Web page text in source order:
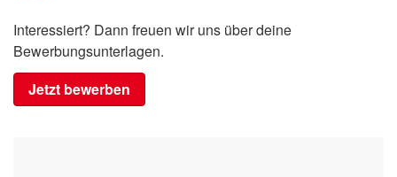
Interessiert? Dann freuen wir uns über deine
Bewerbungsunterlagen.
Jetzt bewerben